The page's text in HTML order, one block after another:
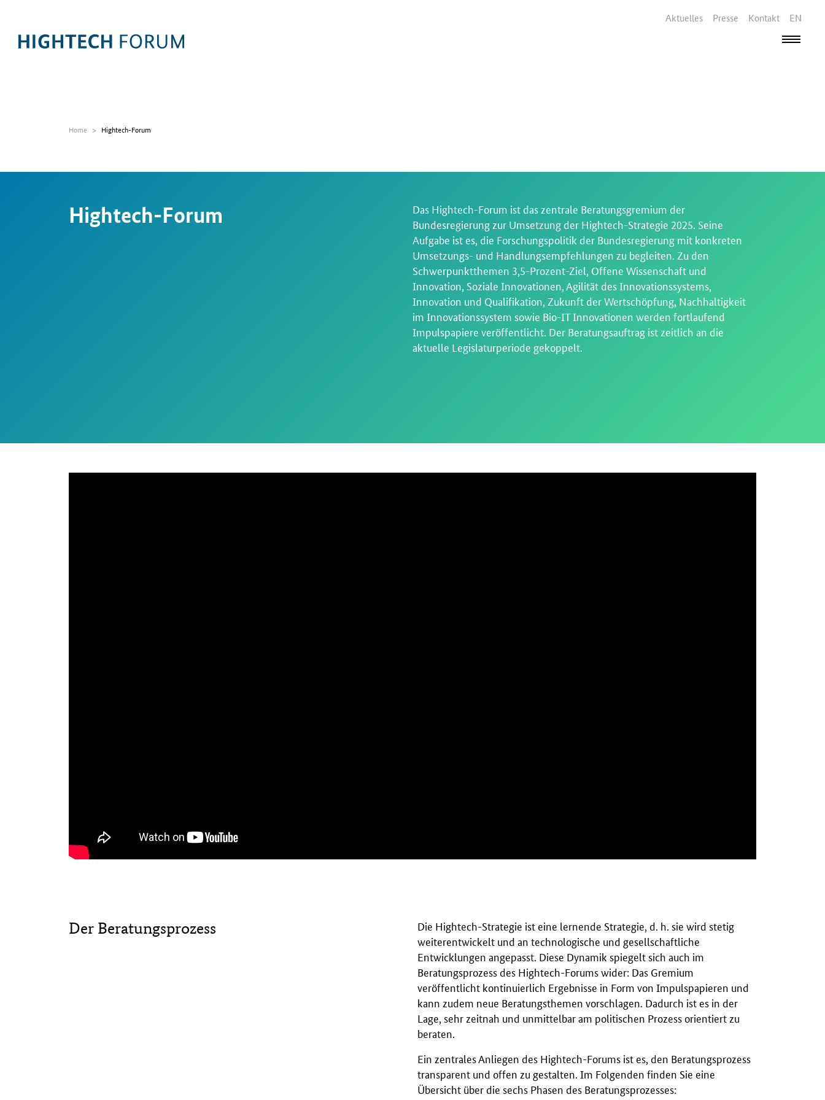
Aktuelles Presse Kontakt EN
Home Hightech-Forum
Hightech-Forum
Das Hightech-Forum ist das zentrale Beratungsgremium der
Bundesregierung zur Umsetzung der Hightech-Strategie 2025. Seine
Aufgabe ist es, die Forschungspolitik der Bundesregierung mit konkreten
Umsetzungs- und Handlungsempfehlungen zu begleiten. Zu den
Schwerpunktthemen 3,5-Prozent-Ziel, Offene Wissenschaft und
Innovation, Soziale Innovationen, Agilität des Innovationssystems,
Innovation und Qualifikation, Zukunft der Wertschöpfung, Nachhaltigkeit
im Innovationssystem sowie Bio-IT Innovationen werden fortlaufend
Impulspapiere veröffentlicht. Der Beratungsauftrag ist zeitlich an die
aktuelle Legislaturperiode gekoppelt.
Der Beratungsprozess
Die Hightech-Strategie ist eine lernende Strategie, d. h. sie wird stetig
weiterentwickelt und an technologische und gesellschaftliche
Entwicklungen angepasst. Diese Dynamik spiegelt sich auch im
Beratungsprozess des Hightech-Forums wider: Das Gremium
veröffentlicht kontinuierlich Ergebnisse in Form von Impulspapieren und
kann zudem neue Beratungsthemen vorschlagen. Dadurch ist es in der
Lage, sehr zeitnah und unmittelbar am politischen Prozess orientiert zu
beraten.
Ein zentrales Anliegen des Hightech-Forums ist es, den Beratungsprozess
transparent und offen zu gestalten. Im Folgenden finden Sie eine
Übersicht über die sechs Phasen des Beratungsprozesses: